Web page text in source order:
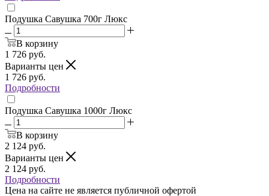
Подушка Савушка 700г Люкс
В корзину
1 726 руб.
Варианты цен
1 726 руб.
Подробности
Подушка Савушка 1000г Люкс
В корзину
2 124 руб.
Варианты цен
2 124 руб.
Подробности
Цена на сайте не является публичной офертой